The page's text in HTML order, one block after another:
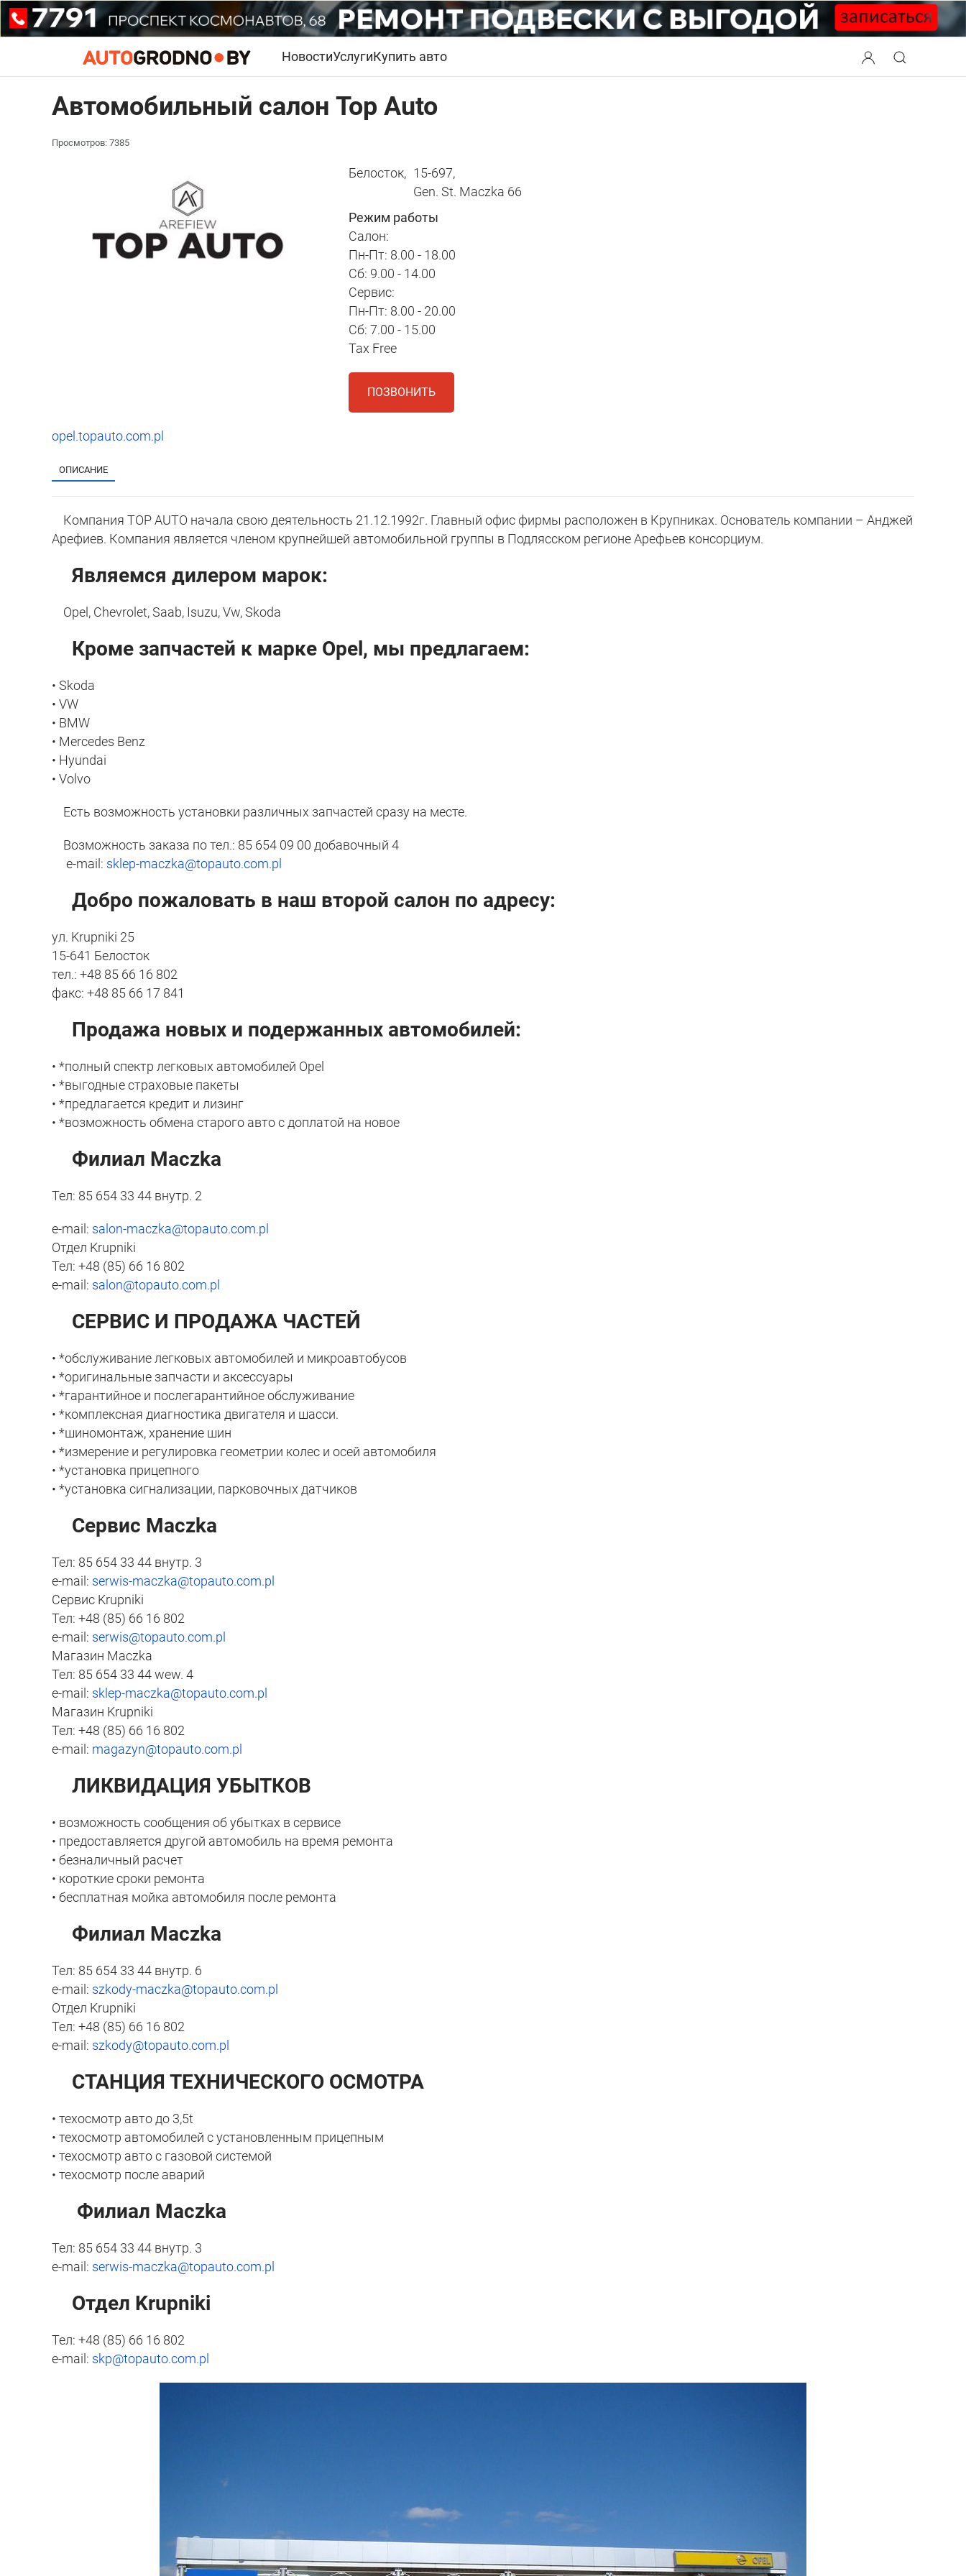
НовостиУслугиКупить авто
Автомобильный салон Top Auto
Просмотров: 7385
Белосток, 15-697,
Gen. St. Maczka 66
Режим работы
Салон:
Пн-Пт: 8.00 - 18.00
Сб: 9.00 - 14.00
Сервис:
Пн-Пт: 8.00 - 20.00
Сб: 7.00 - 15.00
Tax Free
ПОЗВОНИТЬ
opel.topauto.com.pl
ОПИСАНИЕ
Компания TOP AUTO начала свою деятельность 21.12.1992г. Главный офис фирмы расположен в Крупниках. Основатель компании – Анджей
Арефиев. Компания является членом крупнейшей автомобильной группы в Подлясском регионе Арефьев консорциум.
Являемся дилером марок:
Opel, Chevrolet, Saab, Isuzu, Vw, Skoda
Кроме запчастей к марке Opel, мы предлагаем:
• Skoda
• VW
• BMW
• Mercedes Benz
• Hyundai
• Volvo
Есть возможность установки различных запчастей сразу на месте.
Возможность заказа по тел.: 85 654 09 00 добавочный 4
e-mail: sklep-maczka@topauto.com.pl
Добро пожаловать в наш второй салон по адресу:
ул. Krupniki 25
15-641 Белосток
тел.: +48 85 66 16 802
факс: +48 85 66 17 841
Продажа новых и подержанных автомобилей:
• *полный спектр легковых автомобилей Opel
• *выгодные страховые пакеты
• *предлагается кредит и лизинг
• *возможность обмена старого авто с доплатой на новое
Филиал Maczka
Тел: 85 654 33 44 внутр. 2
e-mail: salon-maczka@topauto.com.pl
Отдел Krupniki
Тел: +48 (85) 66 16 802
e-mail: salon@topauto.com.pl
СЕРВИС И ПРОДАЖА ЧАСТЕЙ
• *обслуживание легковых автомобилей и микроавтобусов
• *оригинальные запчасти и аксессуары
• *гарантийное и послегарантийное обслуживание
• *комплексная диагностика двигателя и шасси.
• *шиномонтаж, хранение шин
• *измерение и регулировка геометрии колес и осей автомобиля
• *установка прицепного
• *установка сигнализации, парковочных датчиков
Сервис Maczka
Тел: 85 654 33 44 внутр. 3
e-mail: serwis-maczka@topauto.com.pl
Сервис Krupniki
Тел: +48 (85) 66 16 802
e-mail: serwis@topauto.com.pl
Магазин Maczka
Тел: 85 654 33 44 wew. 4
e-mail: sklep-maczka@topauto.com.pl
Магазин Krupniki
Тел: +48 (85) 66 16 802
e-mail: magazyn@topauto.com.pl
ЛИКВИДАЦИЯ УБЫТКОВ
• возможность сообщения об убытках в сервисе
• предоставляется другой автомобиль на время ремонта
• безналичный расчет
• короткие сроки ремонта
• бесплатная мойка автомобиля после ремонта
Филиал Maczka
Тел: 85 654 33 44 внутр. 6
e-mail: szkody-maczka@topauto.com.pl
Отдел Krupniki
Тел: +48 (85) 66 16 802
e-mail: szkody@topauto.com.pl
СТАНЦИЯ ТЕХНИЧЕСКОГО ОСМОТРА
• техосмотр авто до 3,5t
• техосмотр автомобилей с установленным прицепным
• техосмотр авто с газовой системой
• техосмотр после аварий
Филиал Maczka
Тел: 85 654 33 44 внутр. 3
e-mail: serwis-maczka@topauto.com.pl
Отдел Krupniki
Тел: +48 (85) 66 16 802
e-mail: skp@topauto.com.pl